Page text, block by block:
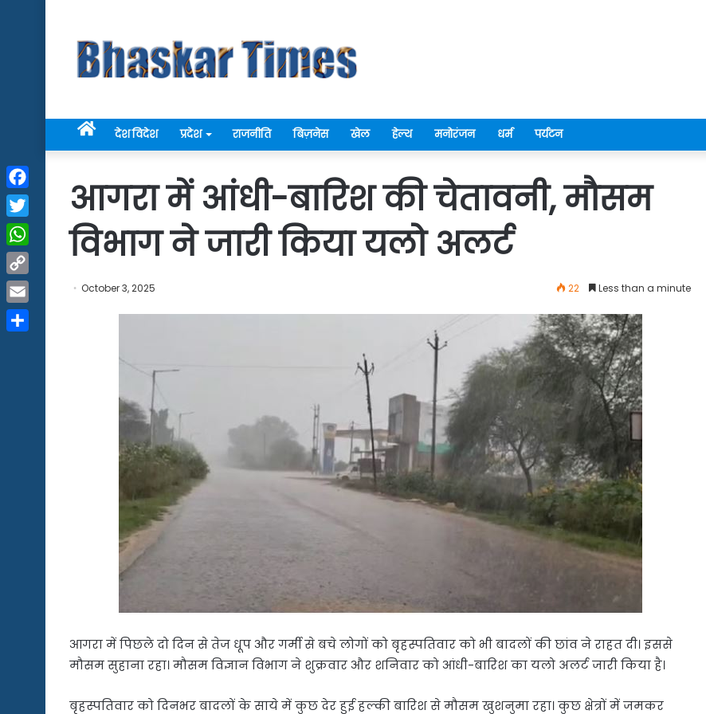
Homeदेश विदेश प्रदेश राजनीति बिज़नेस खेल हेल्थ मनोरंजन धर्म पर्यटन
आगरा में आंधी-बारिश की चेतावनी, मौसम
विभाग ने जारी किया यलो अलर्ट
October 3, 2025 22 Less than a minute
आगरा में पिछले दो दिन से तेज धूप और गर्मी से बचे लोगों को बृहस्पतिवार को भी बादलों की छांव ने राहत दी। इससे
मौसम सुहाना रहा। मौसम विज्ञान विभाग ने शुक्रवार और शनिवार को आंधी-बारिश का यलो अलर्ट जारी किया है।
बृहस्पतिवार को दिनभर बादलों के साये में कुछ देर हुई हल्की बारिश से मौसम खुशनुमा रहा। कुछ क्षेत्रों में जमकर
Facebook
Twitter
WhatsApp
Copy
Link
Email